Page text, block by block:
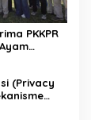
PKKPR
(Privacy